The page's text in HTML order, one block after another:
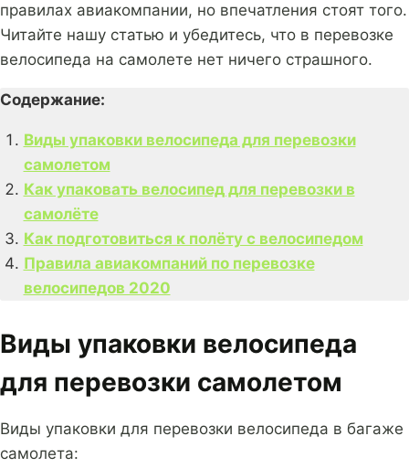
правилах авиакомпании, но впечатления стоят того.
Читайте нашу статью и убедитесь, что в перевозке
велосипеда на самолете нет ничего страшного.
Содержание:
Виды упаковки велосипеда для перевозки
самолетом
Как упаковать велосипед для перевозки в
самолёте
Как подготовиться к полёту с велосипедом
Правила авиакомпаний по перевозке
велосипедов 2020
Виды упаковки велосипеда
для перевозки самолетом
Виды упаковки для перевозки велосипеда в багаже
самолета: